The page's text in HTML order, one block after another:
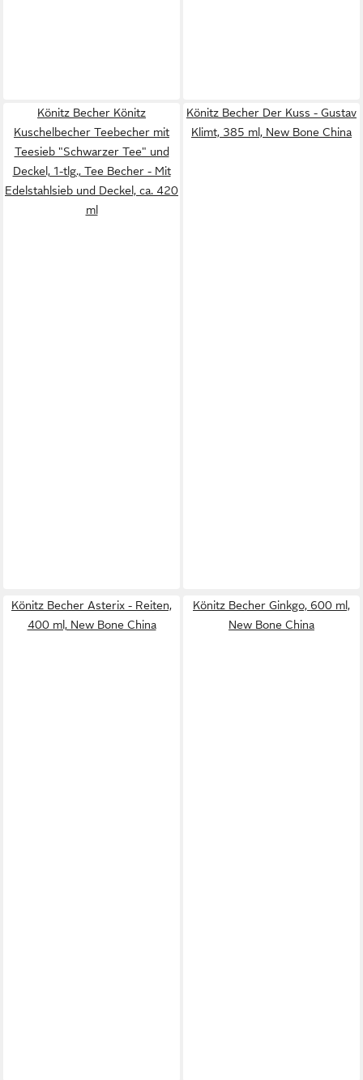
Könitz Becher Könitz
Kuschelbecher Teebecher mit
Teesieb "Schwarzer Tee" und
Deckel, 1-tlg., Tee Becher - Mit
Edelstahlsieb und Deckel, ca. 420
ml
Könitz Becher Der Kuss - Gustav
Klimt, 385 ml, New Bone China
Könitz Becher Asterix - Reiten,
400 ml, New Bone China
Könitz Becher Ginkgo, 600 ml,
New Bone China